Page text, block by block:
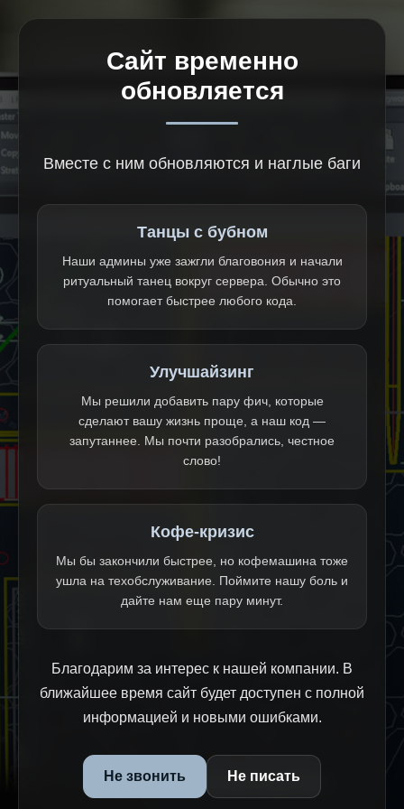
Сайт временно
обновляется
Вместе с ним обновляются и наглые баги
Танцы с бубном
Наши админы уже зажгли благовония и начали
ритуальный танец вокруг сервера. Обычно это
помогает быстрее любого кода.
Улучшайзинг
Мы решили добавить пару фич, которые
сделают вашу жизнь проще, а наш код —
запутаннее. Мы почти разобрались, честное
слово!
Кофе-кризис
Мы бы закончили быстрее, но кофемашина тоже
ушла на техобслуживание. Поймите нашу боль и
дайте нам еще пару минут.
Благодарим за интерес к нашей компании. В
ближайшее время сайт будет доступен с полной
информацией и новыми ошибками.
Не звонить Не писать